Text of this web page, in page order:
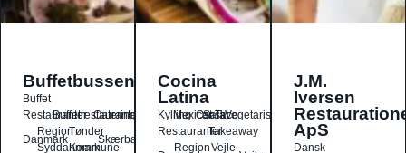
Buffetbussen
Buffet
Restauranter
Buffetrestauranter
Catering
Danmark
Region
Syddanmark
Tønder
Kommune
Skærbæk
Cocina
Latina
Kylling
Mexicansk
OstSalat
TacoVegetarisk
RestauranterTakeaway
RegionVejle
J.M.
Iversen
ApS
Dansk